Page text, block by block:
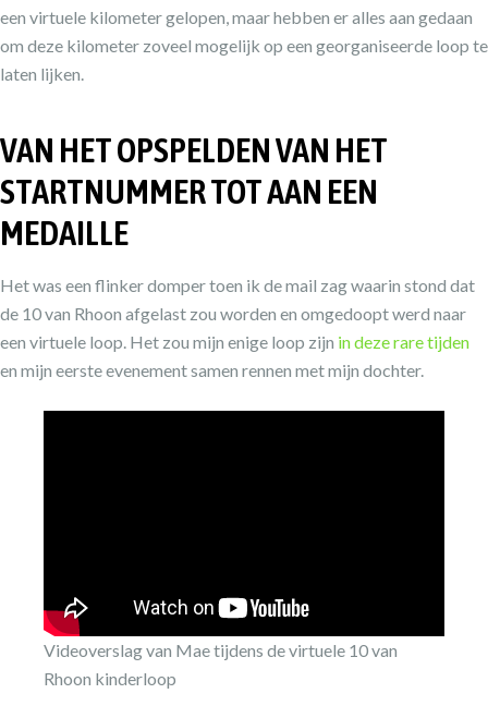
een virtuele kilometer gelopen, maar hebben er alles aan gedaan
om deze kilometer zoveel mogelijk op een georganiseerde loop te
laten lijken.
VAN HET OPSPELDEN VAN HET
STARTNUMMER TOT AAN EEN
MEDAILLE
Het was een flinker domper toen ik de mail zag waarin stond dat
de 10 van Rhoon afgelast zou worden en omgedoopt werd naar
een virtuele loop. Het zou mijn enige loop zijn in deze rare tijden
en mijn eerste evenement samen rennen met mijn dochter.
Videoverslag van Mae tijdens de virtuele 10 van
Rhoon kinderloop